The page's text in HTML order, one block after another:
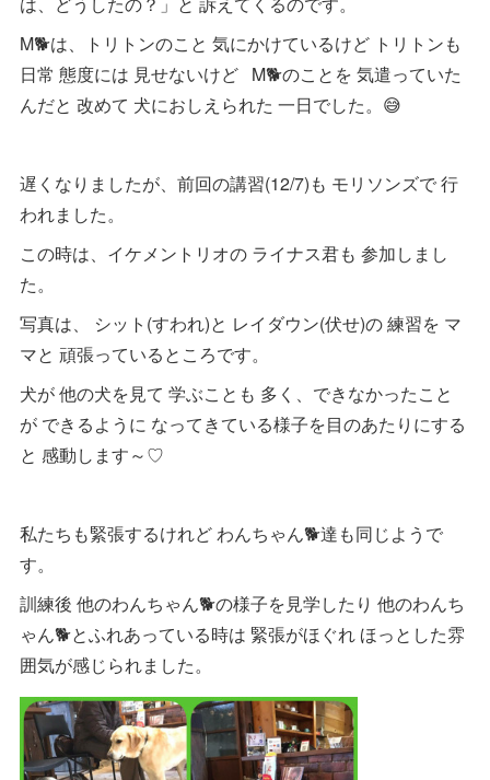
M🐕は、トリトンのこと 気にかけているけど トリトンも
日常 態度には 見せないけど M🐕のことを 気遣っていた
んだと 改めて 犬におしえられた 一日でした。😅
遅くなりましたが、前回の講習(12/7)も モリソンズで 行
われました。
この時は、イケメントリオの ライナス君も 参加しまし
た。
写真は、 シット(すわれ)と レイダウン(伏せ)の 練習を マ
マと 頑張っているところです。
犬が 他の犬を見て 学ぶことも 多く、できなかったこと
が できるように なってきている様子を目のあたりにする
と 感動します～♡
私たちも緊張するけれど わんちゃん🐕達も同じようで
す。
訓練後 他のわんちゃん🐕の様子を見学したり 他のわんち
ゃん🐕とふれあっている時は 緊張がほぐれ ほっとした雰
囲気が感じられました。